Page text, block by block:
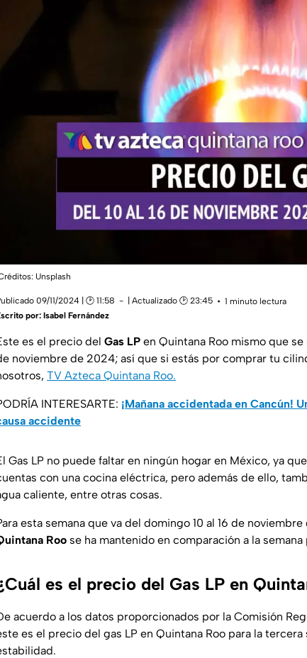
Unsplash
09/11/2024 | 🕑 11:58 | Actualizado 🕑 23:45
1 minuto lectura
por: Isabel Fernández
es el precio del Gas LP en Quintana Roo mismo que
noviembre de 2024; así que si estás por comprar tu
TV Azteca Quintana Roo.
INTERESARTE: ¡Mañana accidentada en Cancún!
accidente
Gas LP no puede faltar en ningún hogar en México, ya
con una cocina eléctrica, pero además de ello,
caliente, entre otras cosas.
esta semana que va del domingo 10 al 16 de
Roo se ha mantenido en comparación a la semana
es el precio del Gas LP en
acuerdo a los datos proporcionados por la Comisión
es el precio del gas LP en Quintana Roo para la